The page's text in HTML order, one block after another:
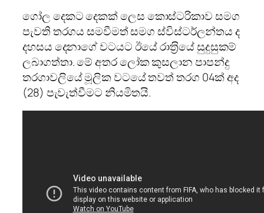
ගෝල දෙකට දෙකක් ලෙස කොස්ටරිකාව සමග
පැවති තරගය සමවීමත් සමග ස්විස්ටර්ලන්තය ද
දහසය දෙනාගේ වටයට ඊයේ රාත‍්‍රියේ සුදුසුකම්
ලබාගත්තා. මේ අතර ලෝක කුසලාන පාපන්දු
තරගාවලියේ මූලික වටයේ තවත් තරග 04ක් අද
(28) පැවැත්වීමට නියමිතයි.